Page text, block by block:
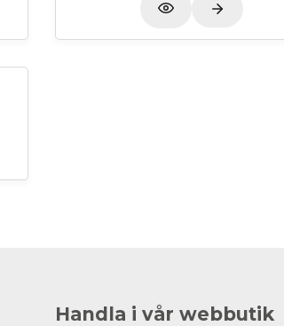
Handla i vår webbutik